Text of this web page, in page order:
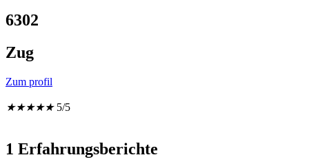
6302
Zug
Zum profil
★★★★★ 5/5
1 Erfahrungsberichte